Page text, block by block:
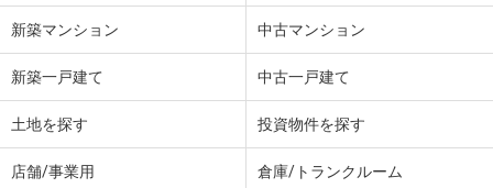
新築マンション 中古マンション
新築一戸建て 中古一戸建て
土地を探す 投資物件を探す
店舗/事業用 倉庫/トランクルーム